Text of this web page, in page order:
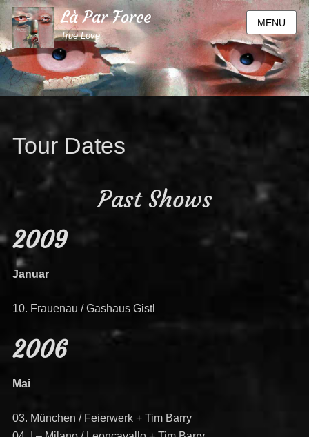
Là Par Force
True Love
MENU
Tour Dates
Past Shows
2009
Januar
10. Frauenau / Gashaus Gistl
2006
Mai
03. München / Feierwerk + Tim Barry